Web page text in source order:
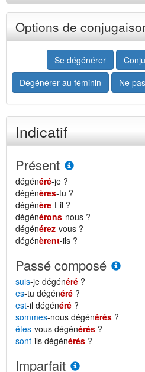
Options de
Se dégénérer
Dégénérer au féminin
Ne
Indicatif
Présent
dégénéré-je ?
dégénères-tu ?
dégénère-t-il ?
dégénérons-nous ?
dégénérez-vous ?
dégénèrent-ils ?
Passé composé
suis-je dégénéré ?
es-tu dégénéré ?
est-il dégénéré ?
sommes-nous dégénérés ?
êtes-vous dégénérés ?
sont-ils dégénérés ?
Imparfait